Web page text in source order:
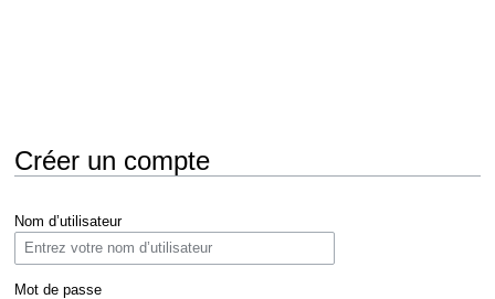
Créer un compte
à
navigation
à
recherche
Nom d’utilisateur
Mot de passe